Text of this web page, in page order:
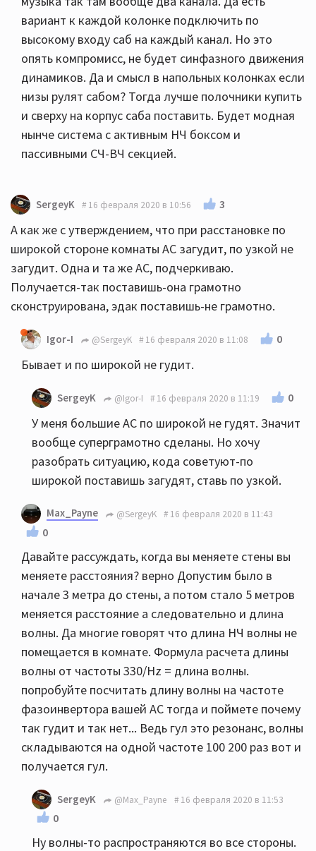
вариант к каждой колонке подключить по
высокому входу саб на каждый канал. Но это
опять компромисс, не будет синфазного движения
динамиков. Да и смысл в напольных колонках если
низы рулят сабом? Тогда лучше полочники купить
и сверху на корпус саба поставить. Будет модная
нынче система с активным НЧ боксом и
пассивными СЧ-ВЧ секцией.
SergeyK 16 февраля 2020 в 10:56 3
А как же с утверждением, что при расстановке по
широкой стороне комнаты АС загудит, по узкой не
загудит. Одна и та же АС, подчеркиваю.
Получается-так поставишь-она грамотно
сконструирована, эдак поставишь-не грамотно.
Igor-I @SergeyK 16 февраля 2020 в 11:08 0
Бывает и по широкой не гудит.
SergeyK @Igor-I 16 февраля 2020 в 11:19 0
У меня большие АС по широкой не гудят. Значит
вообще суперграмотно сделаны. Но хочу
разобрать ситуацию, кода советуют-по
широкой поставишь загудят, ставь по узкой.
Max_Payne @SergeyK 16 февраля 2020 в 11:43
0
Давайте рассуждать, когда вы меняете стены вы
меняете расстояния? верно Допустим было в
начале 3 метра до стены, а потом стало 5 метров
меняется расстояние а следовательно и длина
волны. Да многие говорят что длина НЧ волны не
помещается в комнате. Формула расчета длины
волны от частоты 330/Hz = длина волны.
попробуйте посчитать длину волны на частоте
фазоинвертора вашей АС тогда и поймете почему
так гудит и так нет... Ведь гул это резонанс, волны
складываются на одной частоте 100 200 раз вот и
получается гул.
SergeyK @Max_Payne 16 февраля 2020 в 11:53
0
Ну волны-то распространяются во все стороны.